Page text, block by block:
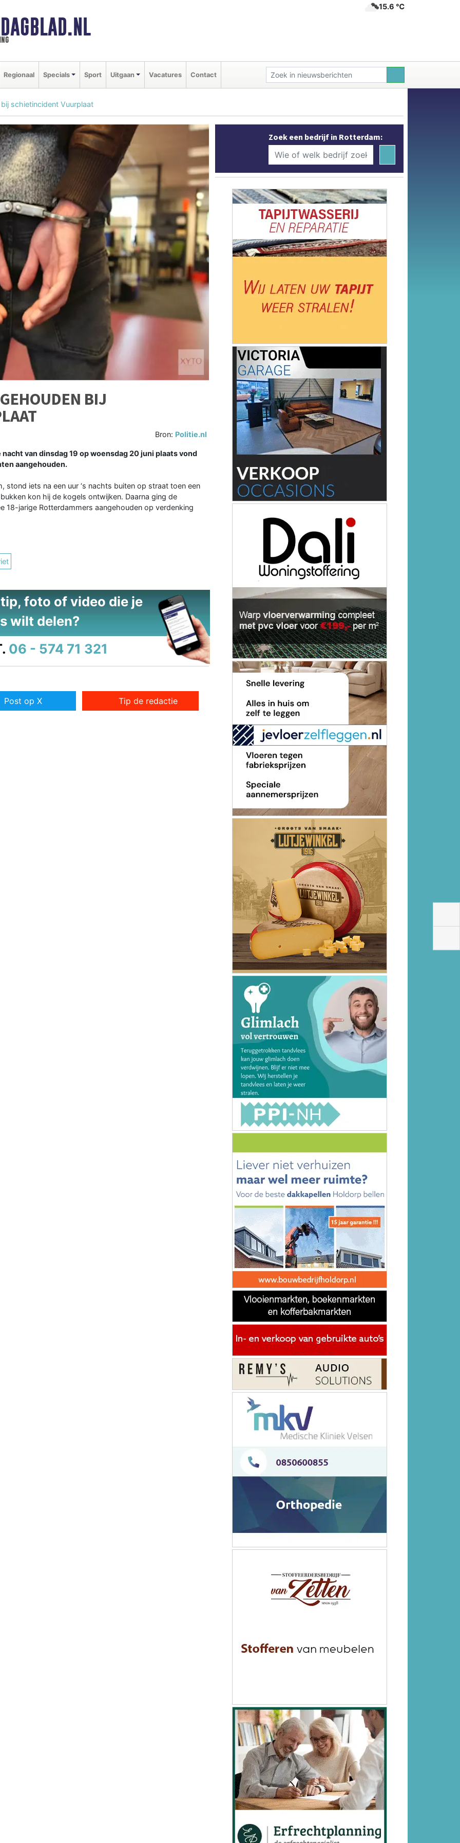
15.6 ℃
Regionaal Specials Sport Uitgaan Vacatures Contact
schietincident Vuurplaat
BIJ
Bron: Politie.nl
van dinsdag 19 op woensdag 20 juni plaats vond
aangehouden.
stond iets na een uur ‘s nachts buiten op straat toen een
kon hij de kogels ontwijken. Daarna ging de
18-jarige Rotterdammers aangehouden op verdenking
foto of video die je
wilt delen?
06 - 574 71 321
Post op X Tip de redactie
Zoek een bedrijf in Rotterdam: